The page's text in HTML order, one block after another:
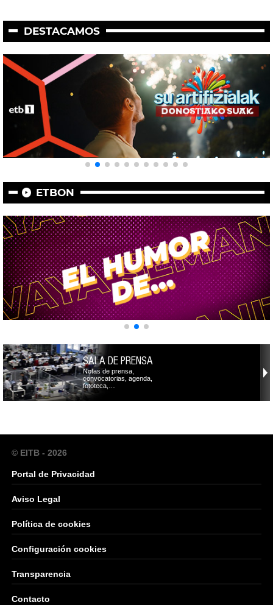
DESTACAMOS
ETBON
SALA DE PRENSA
Notas de prensa,
convocatorias, agenda,
fototeca,…
© EITB - 2026
Portal de Privacidad
Aviso Legal
Política de cookies
Configuración cookies
Transparencia
Contacto